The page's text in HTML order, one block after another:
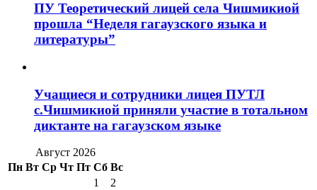
ПУ Теоретический лицей села Чишмикиой
прошла “Неделя гагаузского языка и
литературы”
Учащиеся и сотрудники лицея ПУТЛ
с.Чишмикиой приняли участие в тотальном
диктанте на гагаузском языке
Август 2026
Пн Вт Ср Чт Пт Сб Вс
1
2